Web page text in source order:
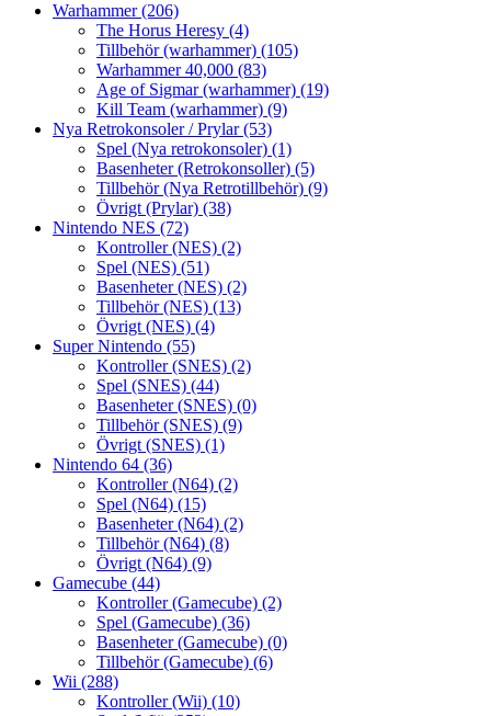
Warhammer(206)
The Horus Heresy (4)
Tillbehör (warhammer) (105)
Warhammer 40,000 (83)
Age of Sigmar (warhammer) (19)
Kill Team (warhammer) (9)
Nya Retrokonsoler / Prylar(53)
Spel (Nya retrokonsoler) (1)
Basenheter (Retrokonsoller) (5)
Tillbehör (Nya Retrotillbehör) (9)
Övrigt (Prylar) (38)
Nintendo NES (72)
Kontroller (NES) (2)
Spel (NES) (51)
Basenheter (NES) (2)
Tillbehör (NES) (13)
Övrigt (NES) (4)
Super Nintendo (55)
Kontroller (SNES) (2)
Spel (SNES) (44)
Basenheter (SNES) (0)
Tillbehör (SNES) (9)
Övrigt (SNES) (1)
Nintendo 64 (36)
Kontroller (N64) (2)
Spel (N64) (15)
Basenheter (N64) (2)
Tillbehör (N64) (8)
Övrigt (N64) (9)
Gamecube (44)
Kontroller (Gamecube) (2)
Spel (Gamecube) (36)
Basenheter (Gamecube) (0)
Tillbehör (Gamecube) (6)
Wii (288)
Kontroller (Wii) (10)